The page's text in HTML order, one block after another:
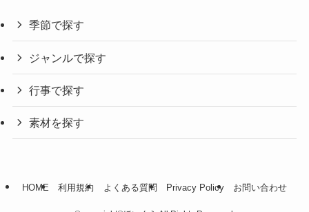
季節で探す
ジャンルで探す
行事で探す
素材を探す
HOME 利用規約 よくある質問 Privacy Policy お問い合わせ